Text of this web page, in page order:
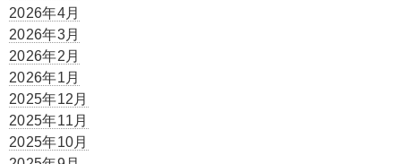
2026年4月
2026年3月
2026年2月
2026年1月
2025年12月
2025年11月
2025年10月